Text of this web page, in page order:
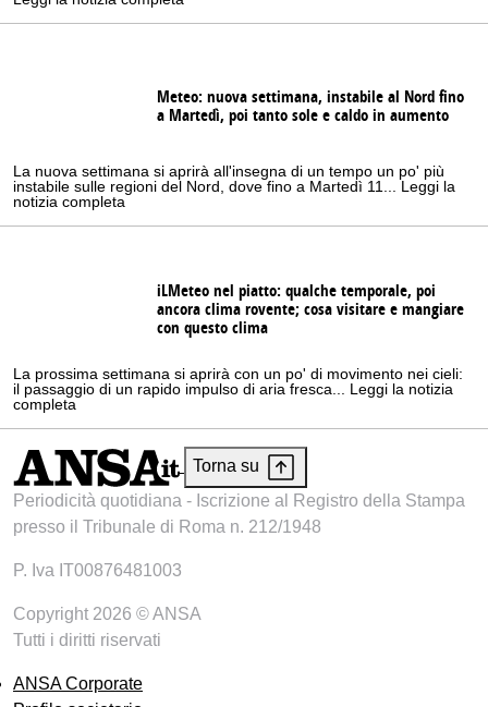
Meteo: nuova settimana, instabile al Nord fino
a Martedì, poi tanto sole e caldo in aumento
La nuova settimana si aprirà all'insegna di un tempo un po' più
instabile sulle regioni del Nord, dove fino a Martedì 11... Leggi la
notizia completa
iLMeteo nel piatto: qualche temporale, poi
ancora clima rovente; cosa visitare e mangiare
con questo clima
La prossima settimana si aprirà con un po' di movimento nei cieli:
il passaggio di un rapido impulso di aria fresca... Leggi la notizia
completa
Torna su
Periodicità quotidiana - Iscrizione al Registro della Stampa
presso il Tribunale di Roma n. 212/1948
P. Iva IT00876481003
Copyright 2026 © ANSA
Tutti i diritti riservati
ANSA Corporate